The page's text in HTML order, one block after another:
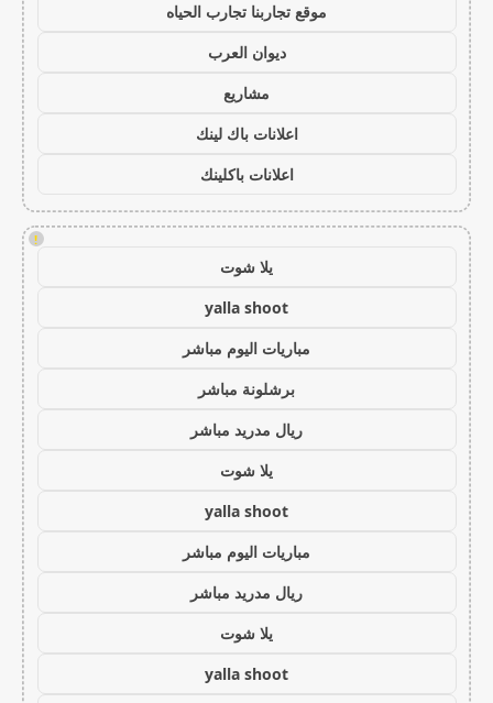
موقع تجاربنا تجارب الحياه
ديوان العرب
مشاريع
اعلانات باك لينك
اعلانات باكلينك
!
يلا شوت
yalla shoot
مباريات اليوم مباشر
برشلونة مباشر
ريال مدريد مباشر
يلا شوت
yalla shoot
مباريات اليوم مباشر
ريال مدريد مباشر
يلا شوت
yalla shoot